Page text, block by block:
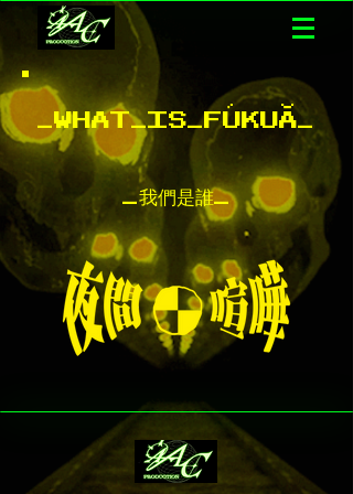
_WHAT_IS_FÚKUӐ_
_我們是誰_